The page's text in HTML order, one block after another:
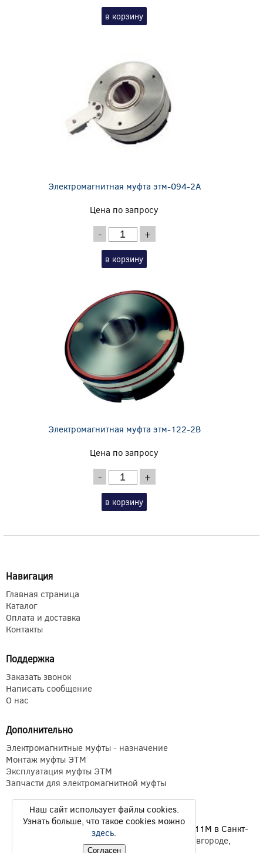
в корзину
Электромагнитная муфта этм-094-2А
Цена по запросу
- +
в корзину
Электромагнитная муфта этм-122-2В
Цена по запросу
- +
в корзину
Навигация
Главная страница
Каталог
Оплата и доставка
Контакты
Поддержка
Заказать звонок
Написать сообщение
О нас
Дополнительно
Электромагнитные муфты - назначение
Монтаж муфты ЭТМ
Эксплуатация муфты ЭТМ
Запчасти для электромагнитной муфты
Электромагнитные муфты ЭТМ Э1ТМ ETM Э11М в Санкт-
Екатеринбурге Нижнем Новгороде,
Наш сайт использует файлы cookies.
Узнать больше, что такое cookies можно
здесь.
Согласен